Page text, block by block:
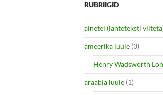
RUBRIIGID
ainetel (lähteteksti
ameerika luule (3)
Henry Wadsworth
araabia luule (1)